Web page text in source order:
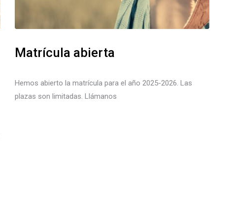
Matrícula abierta
Hemos abierto la matrícula para el año 2025-2026. Las
plazas son limitadas. Llámanos